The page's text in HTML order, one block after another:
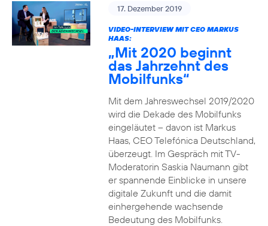
17. Dezember 2019
VIDEO-INTERVIEW MIT CEO MARKUS
HAAS:
„Mit 2020 beginnt
das Jahrzehnt des
Mobilfunks“
Mit dem Jahreswechsel 2019/2020
wird die Dekade des Mobilfunks
eingeläutet – davon ist Markus
Haas, CEO Telefónica Deutschland,
überzeugt. Im Gespräch mit TV-
Moderatorin Saskia Naumann gibt
er spannende Einblicke in unsere
digitale Zukunft und die damit
einhergehende wachsende
Bedeutung des Mobilfunks.